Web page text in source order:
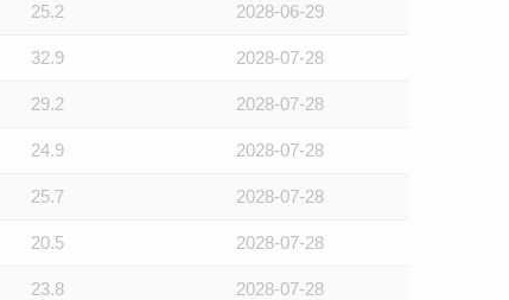
25.2 2028-06-29
32.9 2028-07-28
29.2 2028-07-28
24.9 2028-07-28
25.7 2028-07-28
20.5 2028-07-28
23.8 2028-07-28